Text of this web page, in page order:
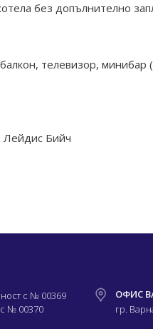
без допълнително
телевизор,
Лейдис Бийч
с № 00369
№ 00370
ОФИС
гр.